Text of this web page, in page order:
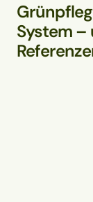
System –